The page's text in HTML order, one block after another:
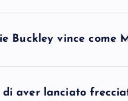
Buckley vince come
di aver lanciato